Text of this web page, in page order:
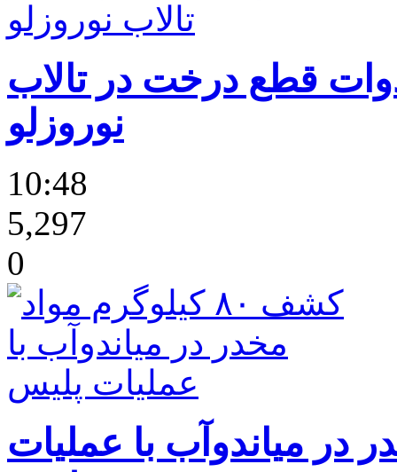
قطع درخت در تالاب
نوروزلو
10:48
5,297
0
در میاندوآب با عملیات